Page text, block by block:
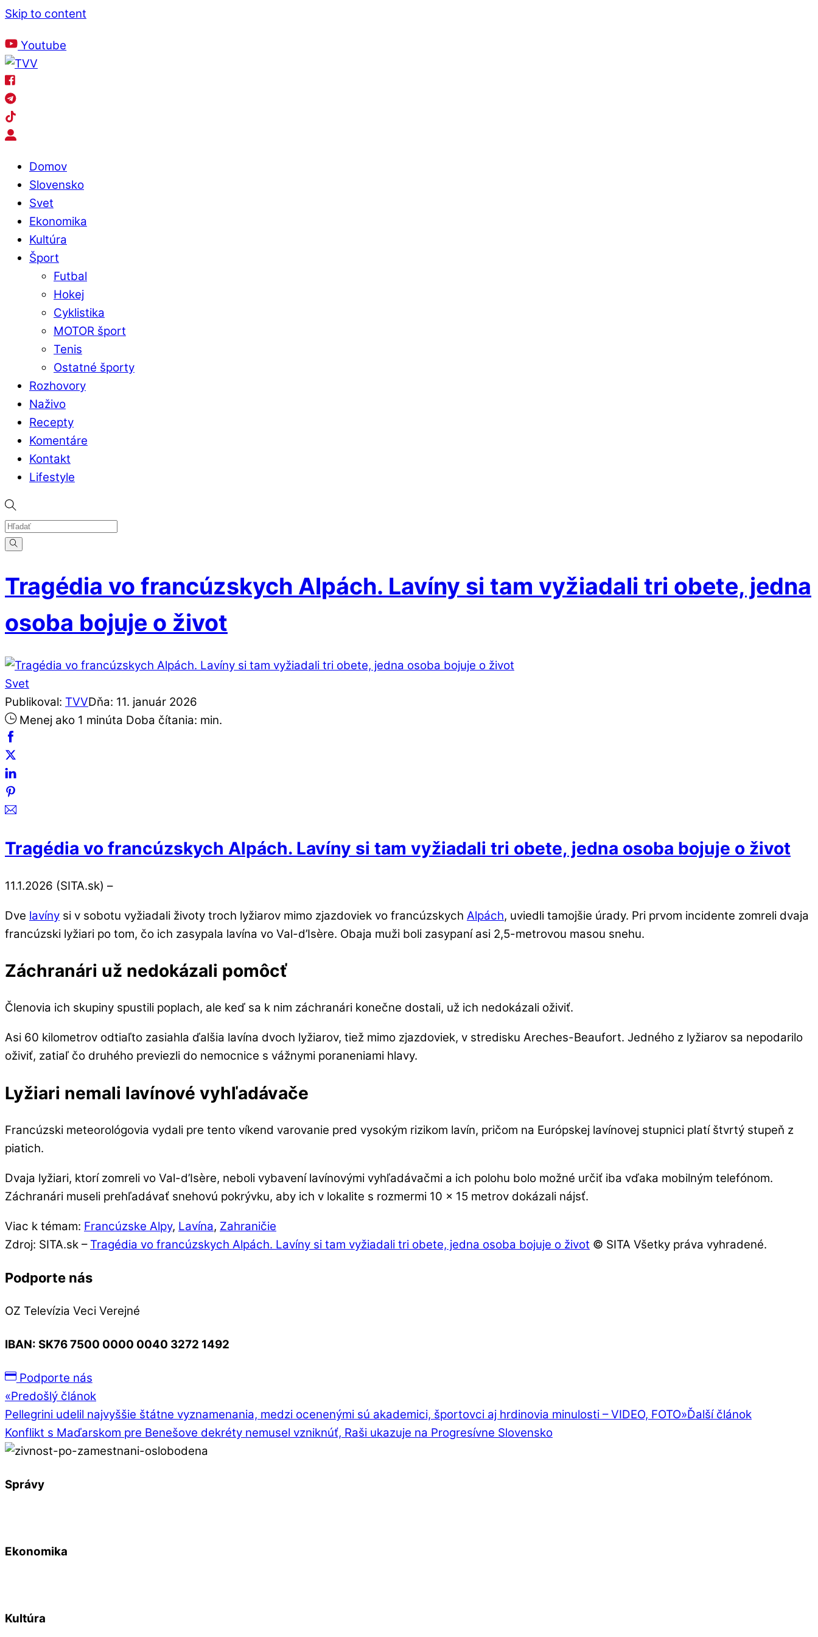
Skip to content
Youtube
Domov
Slovensko
Svet
Ekonomika
Kultúra
Šport
Futbal
Hokej
Cyklistika
MOTOR šport
Tenis
Ostatné športy
Rozhovory
Naživo
Recepty
Komentáre
Kontakt
Lifestyle
Tragédia vo francúzskych Alpách. Lavíny si tam vyžiadali tri obete, jedna
osoba bojuje o život
Svet
Publikoval: TVVDňa: 11. január 2026
Menej ako 1 minúta Doba čítania: min.
Tragédia vo francúzskych Alpách. Lavíny si tam vyžiadali tri obete, jedna osoba bojuje o život
11.1.2026 (SITA.sk) –
Dve lavíny si v sobotu vyžiadali životy troch lyžiarov mimo zjazdoviek vo francúzskych Alpách, uviedli tamojšie úrady. Pri prvom incidente zomreli dvaja
francúzski lyžiari po tom, čo ich zasypala lavína vo Val-d’Isère. Obaja muži boli zasypaní asi 2,5-metrovou masou snehu.
Záchranári už nedokázali pomôcť
Členovia ich skupiny spustili poplach, ale keď sa k nim záchranári konečne dostali, už ich nedokázali oživiť.
Asi 60 kilometrov odtiaľto zasiahla ďalšia lavína dvoch lyžiarov, tiež mimo zjazdoviek, v stredisku Areches-Beaufort. Jedného z lyžiarov sa nepodarilo
oživiť, zatiaľ čo druhého previezli do nemocnice s vážnymi poraneniami hlavy.
Lyžiari nemali lavínové vyhľadávače
Francúzski meteorológovia vydali pre tento víkend varovanie pred vysokým rizikom lavín, pričom na Európskej lavínovej stupnici platí štvrtý stupeň z
piatich.
Dvaja lyžiari, ktorí zomreli vo Val-d’Isère, neboli vybavení lavínovými vyhľadávačmi a ich polohu bolo možné určiť iba vďaka mobilným telefónom.
Záchranári museli prehľadávať snehovú pokrývku, aby ich v lokalite s rozmermi 10 x 15 metrov dokázali nájsť.
Viac k témam: Francúzske Alpy, Lavína, Zahraničie
Zdroj: SITA.sk – Tragédia vo francúzskych Alpách. Lavíny si tam vyžiadali tri obete, jedna osoba bojuje o život © SITA Všetky práva vyhradené.
Podporte nás
OZ Televízia Veci Verejné
IBAN: SK76 7500 0000 0040 3272 1492
Podporte nás
«Predošlý článok
Pellegrini udelil najvyššie štátne vyznamenania, medzi ocenenými sú akademici, športovci aj hrdinovia minulosti – VIDEO, FOTO»Ďalší článok
Konflikt s Maďarskom pre Benešove dekréty nemusel vzniknúť, Raši ukazuje na Progresívne Slovensko
Správy
Ekonomika
Kultúra